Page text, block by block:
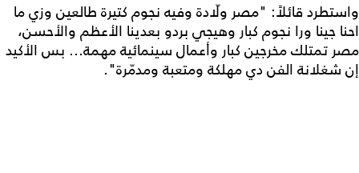
واستطرد قائلاً: "مصر ولّادة وفيه نجوم كتيرة طالعين وزي ما
احنا جينا ورا نجوم كبار وهيجي بردو بعدينا الأعظم والأحسن،
مصر تمتلك مخرجين كبار وأعمال سينمائية مهمة... بس الأكيد
إن شغلانة الفن دي مهلكة ومتعبة ومدمّرة".